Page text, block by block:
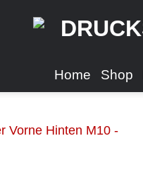
Home Shop